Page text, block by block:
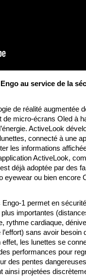
au service de la
de réalité augmentée
de micro-écrans Oled à
ActiveLook
connecté à une
les informations
ActiveLook,
déjà adoptée par des
eyewear ou bien encore
1 permet en sécurité
importantes
rythme cardiaque,
sans avoir besoin
les lunettes se
performances pour
des pentes
ainsi projetées